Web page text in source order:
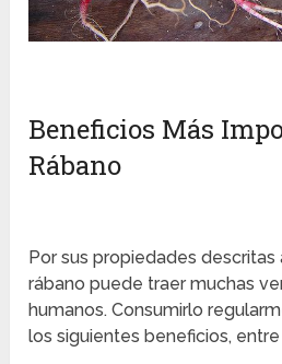
Beneficios Más
Rábano
Por sus propiedades
rábano puede traer muchas
humanos. Consumirlo
los siguientes beneficios,